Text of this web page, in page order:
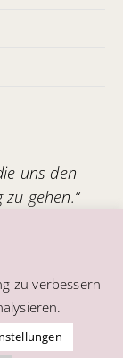
uns den
gehen.“
AG
zu verbessern